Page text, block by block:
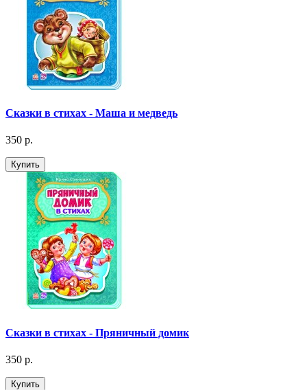
Сказки в стихах - Маша и медведь
350 р.
Купить
Сказки в стихах - Пряничный домик
350 р.
Купить